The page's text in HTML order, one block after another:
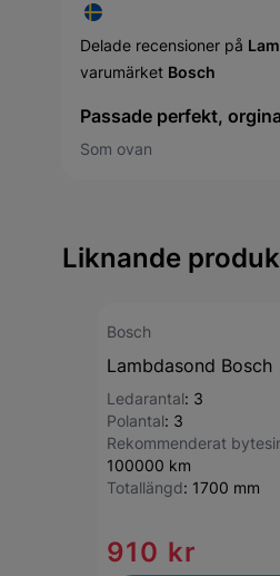
Delade recensioner på
varumärket Bosch
Passade perfekt,
Som ovan
Liknande
Bosch
Lambdasond Bosch
Ledarantal: 3
Polantal: 3
Rekommenderat
100000 km
Totallängd: 1700 mm
910 kr